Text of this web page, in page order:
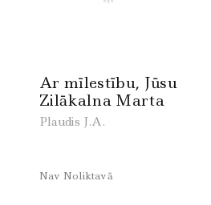
Ar mīlestību, Jūsu
Zilākalna Marta
Plaudis J.A.
Nav Noliktavā